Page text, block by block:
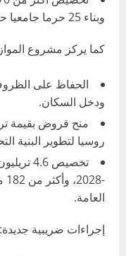
وبناء 25 حرما جامعيا حتى 2030، و40 على الأقل حتى 2036.
كما يركز مشروع
الحفاظ على الظروف
ودخل السكان.
منح قروض بقيمة
روسيا لتطوير البنية التحتية
العامة.
إجراءات ضريبية جديدة: